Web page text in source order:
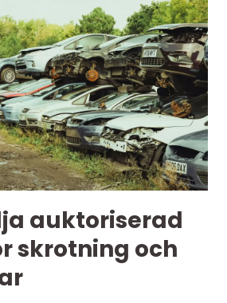
auktoriserad
skrotning och